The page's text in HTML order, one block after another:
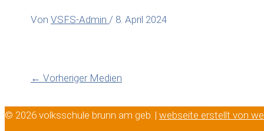
Von VSFS-Admin / 8. April 2024
← Vorheriger Medien
© 2026 volksschule brunn am geb. | webseite erstellt von